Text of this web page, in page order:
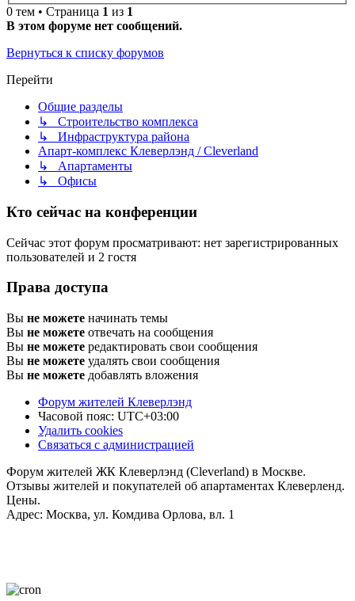
0 тем • Страница 1 из 1
В этом форуме нет сообщений.
Вернуться к списку форумов
Перейти
Общие разделы
↳ Строительство комплекса
↳ Инфраструктура района
Апарт-комплекс Клеверлэнд / Cleverland
↳ Апартаменты
↳ Офисы
Кто сейчас на конференции
Сейчас этот форум просматривают: нет зарегистрированных
пользователей и 2 гостя
Права доступа
Вы не можете начинать темы
Вы не можете отвечать на сообщения
Вы не можете редактировать свои сообщения
Вы не можете удалять свои сообщения
Вы не можете добавлять вложения
Форум жителей Клеверлэнд
Часовой пояс: UTC+03:00
Удалить cookies
Связаться с администрацией
Форум жителей ЖК Клеверлэнд (Cleverland) в Москве.
Отзывы жителей и покупателей об апартаментах Клеверленд.
Цены.
Адрес: Москва, ул. Комдива Орлова, вл. 1